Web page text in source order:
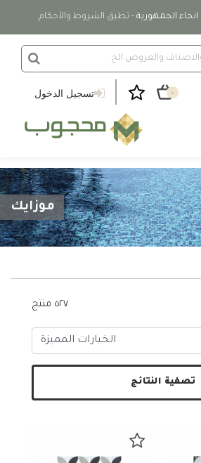
الجمهورية - تطبق الشروط والأحكام
تسجيل الدخول ٠
موزايك
٥٢٧ منتج
تصفية النتائج